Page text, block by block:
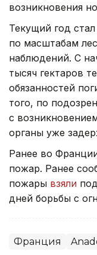
возникновения
Текущий год
по масштабам
наблюдений. С
тысяч гектаров
обязанностей
того, по
с
органы уже
Ранее во
пожар. Ранее
пожары взяли
дней борьбы с
Франция